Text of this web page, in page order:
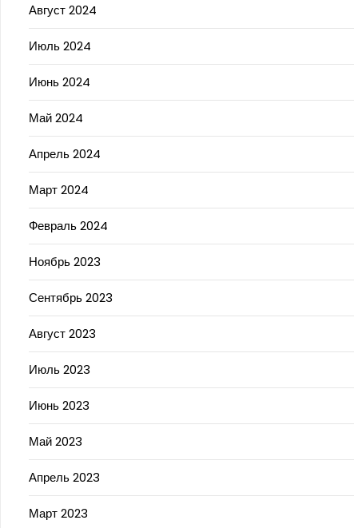
Август 2024
Июль 2024
Июнь 2024
Май 2024
Апрель 2024
Март 2024
Февраль 2024
Ноябрь 2023
Сентябрь 2023
Август 2023
Июль 2023
Июнь 2023
Май 2023
Апрель 2023
Март 2023